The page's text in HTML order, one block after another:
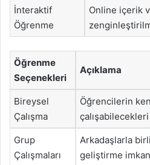
İnteraktif
Öğrenme
Online içerik
Öğrenme
Seçenekleri
Açıklama
Bireysel
Çalışma
Öğrencilerin
Grup
Çalışmaları
Arkadaşlarla
geliştirme